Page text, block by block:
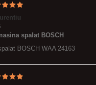
spalat BOSCH
BOSCH WAA 24163